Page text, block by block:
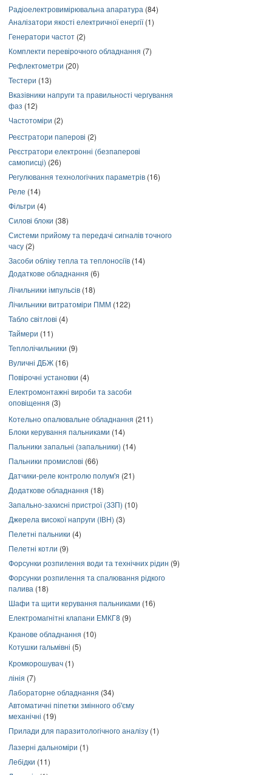
Радіоелектровимірювальна апаратура (84)
Аналізатори якості електричної енергії(1)
Генератори частот (2)
Комплекти перевірочного обладнання (7)
Рефлектометри (20)
Тестери (13)
Вказівники напруги та правильності чергування
фаз (12)
Частотоміри (2)
Реєстратори паперові (2)
Реєстратори електронні (безпаперові
самописці) (26)
Регулювання технологічних параметрів (16)
Реле (14)
Фільтри (4)
Силові блоки (38)
Системи прийому та передачі сигналів точного
часу (2)
Засоби обліку тепла та теплоносіїв (14)
Додаткове обладнання (6)
Лічильники імпульсів (18)
Лічильники витратоміри ПММ (122)
Табло світлові (4)
Таймери (11)
Теплолічильники (9)
Вуличні ДБЖ (16)
Повірочні установки (4)
Електромонтажні вироби та засоби
оповіщення (3)
Котельно опалювальне обладнання (211)
Блоки керування пальниками (14)
Пальники запальні (запальники) (14)
Пальники промислові (66)
Датчики-реле контролю полум'я (21)
Додаткове обладнання (18)
Запально-захисні пристрої (ЗЗП) (10)
Джерела високої напруги (ІВН) (3)
Пелетні пальники (4)
Пелетні котли (9)
Форсунки розпилення води та технічних рідин (9)
Форсунки розпилення та спалювання рідкого
палива (18)
Шафи та щити керування пальниками (16)
Електромагнітні клапани ЕМКГ8 (9)
Кранове обладнання (10)
Котушки гальмівні (5)
Кромкорошувач (1)
лінія (7)
Лабораторне обладнання (34)
Автоматичні піпетки змінного об'єму
механічні (19)
Прилади для паразитологічного аналізу (1)
Лазерні дальноміри (1)
Лебідки (11)